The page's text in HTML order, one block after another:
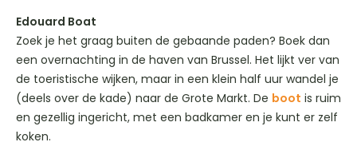
Edouard Boat
Zoek je het graag buiten de gebaande paden? Boek dan
een overnachting in de haven van Brussel. Het lijkt ver van
de toeristische wijken, maar in een klein half uur wandel je
(deels over de kade) naar de Grote Markt. De boot is ruim
en gezellig ingericht, met een badkamer en je kunt er zelf
koken.